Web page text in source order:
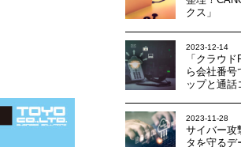
クス」
2023-12-14
「クラウ
ら会社番号
ップと通話
2023-11-28
サイバー攻
タを守るデ